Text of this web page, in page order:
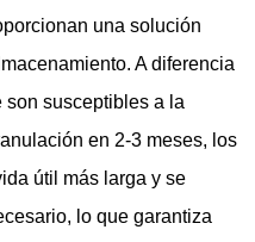
una solución
A diferencia
son susceptibles a la
en 2-3 meses, los
útil más larga y se
lo que garantiza